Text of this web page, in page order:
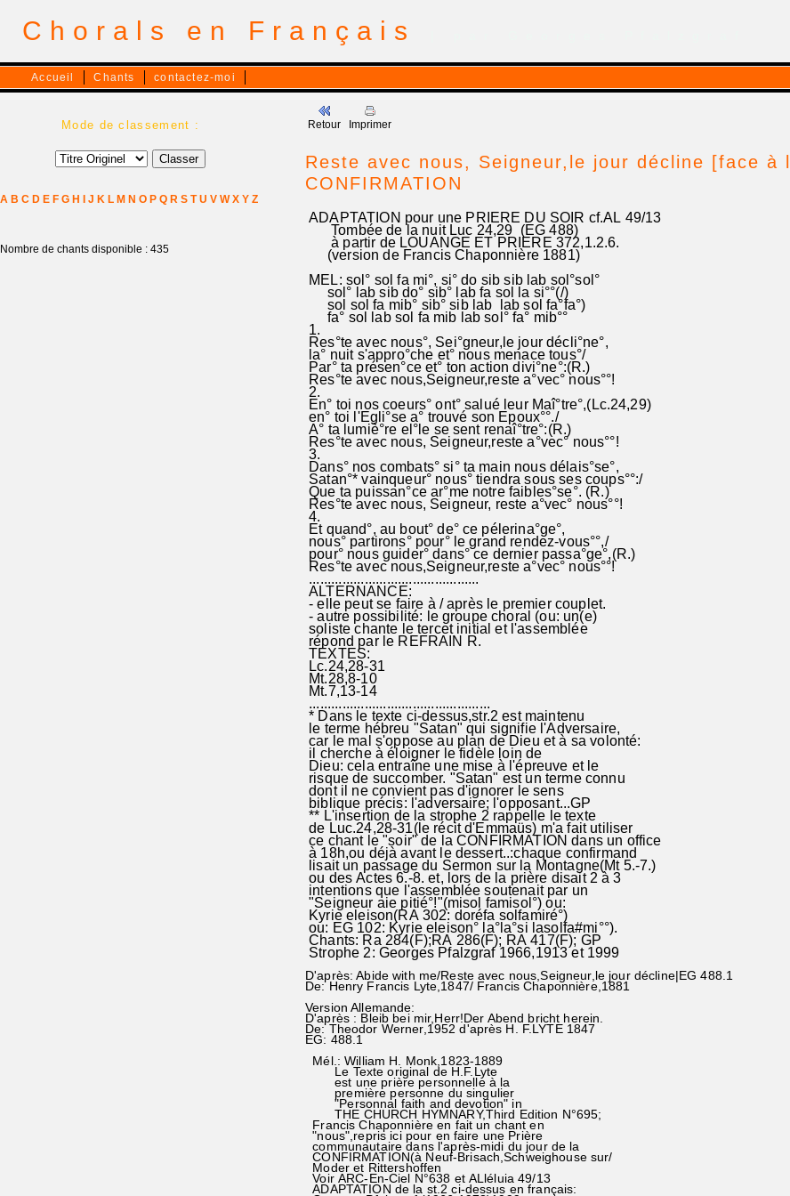
Chorals en Français
Accueil Chants contactez-moi
Mode de classement :
A B C D E F G H J K L M N O P Q R S T U V W X Y Z
Nombre de chants disponible : 435
Retour Imprimer
Reste avec nous, Seigneur,le jour décline [face à
CONFIRMATION
ADAPTATION pour une PRIERE DU SOIR cf.AL 49/13
Tombée de la nuit Luc 24,29 (EG 488)
à partir de LOUANGE ET PRIERE 372,1.2.6.
(version de Francis Chaponnière 1881)
MEL: sol° sol fa mi°, si° do sib sib lab sol°sol°
sol° lab sib do° sib° lab fa sol la si°°(/)
sol sol fa mib° sib° sib lab lab sol fa°fa°)
fa° sol lab sol fa mib lab sol° fa° mib°°
1.
Res°te avec nous°, Sei°gneur,le jour décli°ne°,
la° nuit s'appro°che et° nous menace tous°/
Par° ta présen°ce et° ton action divi°ne°:(R.)
Res°te avec nous,Seigneur,reste a°vec° nous°°!
2.
En° toi nos coeurs° ont° salué leur Maî°tre°,(Lc.24,29)
en° toi l'Egli°se a° trouvé son Epoux°°./
A° ta lumiè°re el°le se sent renaî°tre°:(R.)
Res°te avec nous, Seigneur,reste a°vec° nous°°!
3.
Dans° nos combats° si° ta main nous délais°se°,
Satan°* vainqueur° nous° tiendra sous ses coups°°:/
Que ta puissan°ce ar°me notre faibles°se°. (R.)
Res°te avec nous, Seigneur, reste a°vec° nous°°!
4.
Et quand°, au bout° de° ce pélerina°ge°,
nous° partirons° pour° le grand rendez-vous°°,/
pour° nous guider° dans° ce dernier passa°ge°,(R.)
Res°te avec nous,Seigneur,reste a°vec° nous°°!
..............................................
ALTERNANCE:
- elle peut se faire à / après le premier couplet.
- autre possibilité: le groupe choral (ou: un(e)
soliste chante le tercet initial et l'assemblée
répond par le REFRAIN R.
TEXTES:
Lc.24,28-31
Mt.28,8-10
Mt.7,13-14
.................................................
* Dans le texte ci-dessus,str.2 est maintenu
le terme hébreu "Satan" qui signifie l'Adversaire,
car le mal s'oppose au plan de Dieu et à sa volonté:
il cherche à éloigner le fidèle loin de
Dieu: cela entraîne une mise à l'épreuve et le
risque de succomber. "Satan" est un terme connu
dont il ne convient pas d'ignorer le sens
biblique précis: l'adversaire; l'opposant...GP
** L'insertion de la strophe 2 rappelle le texte
de Luc.24,28-31(le récit d'Emmaüs) m'a fait utiliser
ce chant le "soir" de la CONFIRMATION dans un office
à 18h,ou déjà avant le dessert..:chaque confirmand
lisait un passage du Sermon sur la Montagne(Mt 5.-7.)
ou des Actes 6.-8. et, lors de la prière disait 2 à 3
intentions que l'assemblée soutenait par un
"Seigneur aie pitié°!"(misol famisol°) ou:
Kyrie eleison(RA 302: doréfa solfamiré°)
ou: EG 102: Kyrie eleison° la°la°si lasolfa#mi°°).
Chants: Ra 284(F);RA 286(F); RA 417(F); GP
Strophe 2: Georges Pfalzgraf 1966,1913 et 1999
D'après: Abide with me/Reste avec nous,Seigneur,le jour décline|EG 488.1
De: Henry Francis Lyte,1847/ Francis Chaponnière,1881
Version Allemande:
D'après : Bleib bei mir,Herr!Der Abend bricht herein.
De: Theodor Werner,1952 d'après H. F.LYTE 1847
EG: 488.1
Mél.: William H. Monk,1823-1889
Le Texte original de H.F.Lyte
est une prière personnelle à la
première personne du singulier
"Personnal faith and devotion" in
THE CHURCH HYMNARY,Third Edition N°695;
Francis Chaponnière en fait un chant en
"nous",repris ici pour en faire une Prière
communautaire dans l'après-midi du jour de la
CONFIRMATION(à Neuf-Brisach,Schweighouse sur/
Moder et Rittershoffen
Voir ARC-En-Ciel N°638 et ALléluia 49/13
ADAPTATION de la st.2 ci-dessus en français: